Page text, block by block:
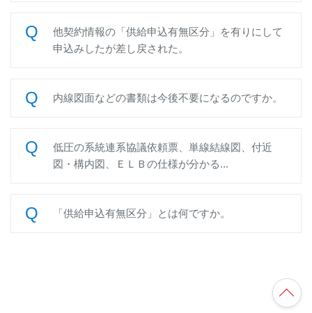
他契約情報の「供給申込有無区分」を有りにして
申込みしたが差し戻された。
内線図面などの書類は今後不要になるのですか。
低圧の系統連系協議依頼票、単線結線図、付近
図・構内図、ＥＬＢの仕様が分かる...
「供給申込有無区分」とは何ですか。
TO
P